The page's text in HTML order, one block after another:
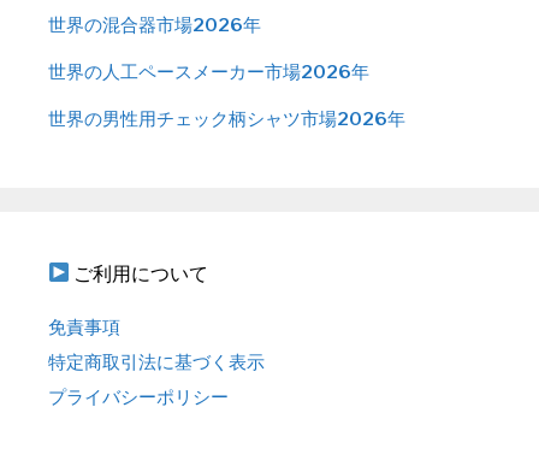
世界の混合器市場2026年
世界の人工ペースメーカー市場2026年
世界の男性用チェック柄シャツ市場2026年
ご利用について
免責事項
特定商取引法に基づく表示
プライバシーポリシー